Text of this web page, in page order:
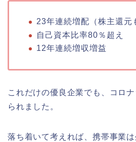
23年連続増配（株主還元
自己資本比率80％超え
12年連続増収増益
これだけの優良企業でも、コロ
られました。
落ち着いて考えれば、携帯事業